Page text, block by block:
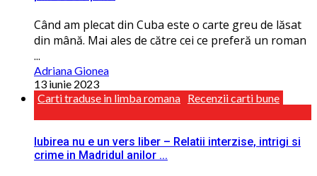
Când am plecat din Cuba este o carte greu de lăsat
din mână. Mai ales de către cei ce preferă un roman
...
Adriana Gionea
13 iunie 2023
Carti traduse in limba romana Recenzii carti bune
Iubirea nu e un vers liber – Relatii interzise, intrigi si
crime in Madridul anilor ...